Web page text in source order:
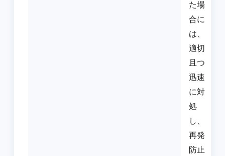
た場
合に
は、
適切
且つ
迅速
に対
処
し、
再発
防止